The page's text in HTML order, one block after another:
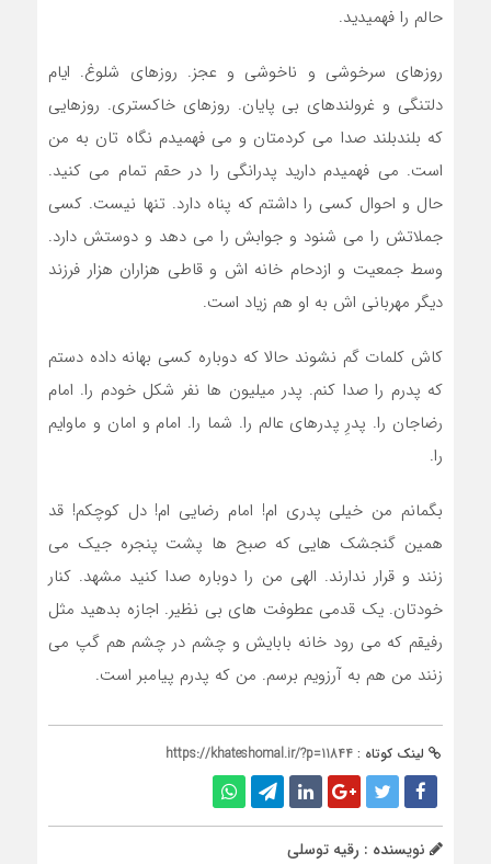
حالم را فهمیدید.
روزهای سرخوشی و ناخوشی و عجز. روزهای شلوغ. ایام
دلتنگی و غرولندهای بی پایان. روزهای خاکستری. روزهایی
که بلندبلند صدا می کردمتان و می فهمیدم نگاه تان به من
است. می فهمیدم دارید پدرانگی را در حقم تمام می کنید.
حال و احوال کسی را داشتم که پناه دارد. تنها نیست. کسی
جملاتش را می شنود و جوابش را می دهد و دوستش دارد.
وسط جمعیت و ازدحام خانه اش و قاطی هزاران هزار فرزند
دیگر مهربانی اش به او هم زیاد است.
کاش کلمات گم نشوند حالا که دوباره کسی بهانه داده دستم
که پدرم را صدا کنم. پدر میلیون ها نفر شکل خودم را. امام
رضاجان را. پدرِ پدرهای عالم را. شما را. امام و امان و ماوایم
را.
بگمانم من خیلی پدری ام! امام رضایی ام! دل کوچکم! قد
همین گنجشک هایی که صبح ها پشت پنجره جیک می
زنند و قرار ندارند. الهی من را دوباره صدا کنید مشهد. کنار
خودتان. یک قدمی عطوفت های بی نظیر. اجازه بدهید مثل
رفیقم که می رود خانه بابایش و چشم در چشم هم گپ می
زنند من هم به آرزویم برسم. من که پدرم پیامبر است.
لینک کوتاه : https://khateshomal.ir/?p=11844
نویسنده : رقیه توسلی